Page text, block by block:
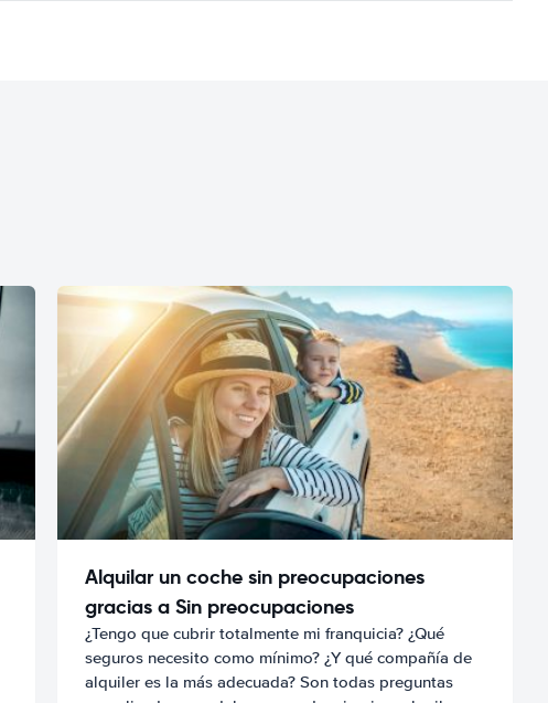
Alquilar un coche sin preocupaciones
gracias a Sin preocupaciones
¿Tengo que cubrir totalmente mi franquicia? ¿Qué
seguros necesito como mínimo? ¿Y qué compañía de
alquiler es la más adecuada? Son todas preguntas